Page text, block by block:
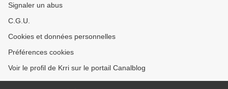
Signaler un abus
C.G.U.
Cookies et données personnelles
Préférences cookies
Voir le profil de Krri sur le portail Canalblog